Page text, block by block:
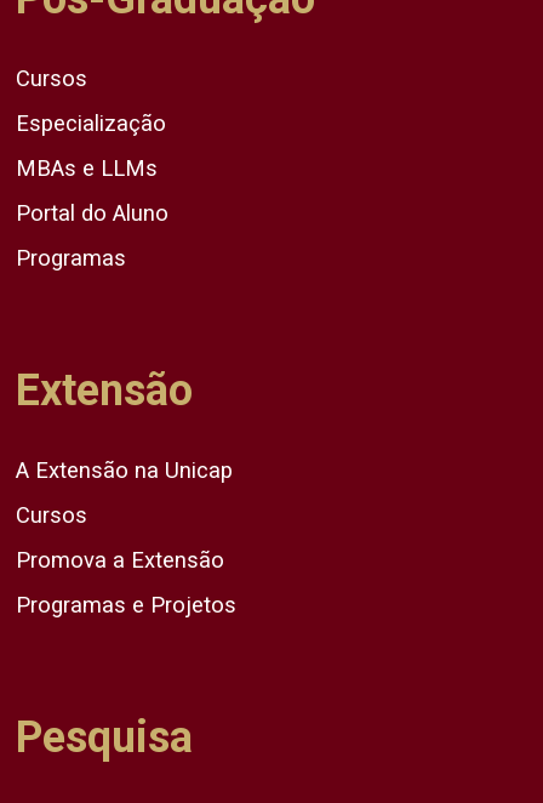
Cursos
Especialização
MBAs e LLMs
Portal do Aluno
Programas
Extensão
A Extensão na Unicap
Cursos
Promova a Extensão
Programas e Projetos
Pesquisa